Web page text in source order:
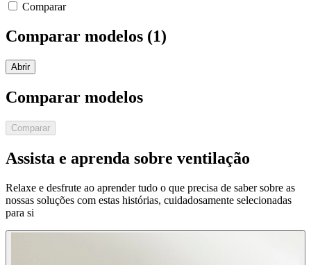
Comparar
Comparar modelos (1)
Abrir
Comparar modelos
Comparar
Assista e aprenda sobre ventilação
Relaxe e desfrute ao aprender tudo o que precisa de saber sobre as
nossas soluções com estas histórias, cuidadosamente selecionadas
para si